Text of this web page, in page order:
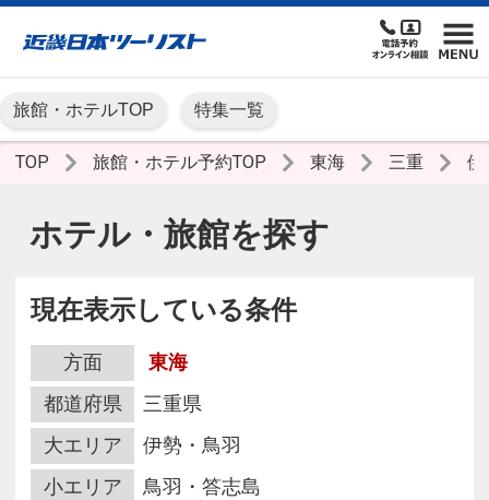
旅館・ホテルTOP 特集一覧
TOP 旅館・ホテル予約TOP 東海 三重
ホテル・旅館を探す
現在表示している条件
方面
東海
都道府県
三重県
大エリア
伊勢・鳥羽
小エリア
鳥羽・答志島